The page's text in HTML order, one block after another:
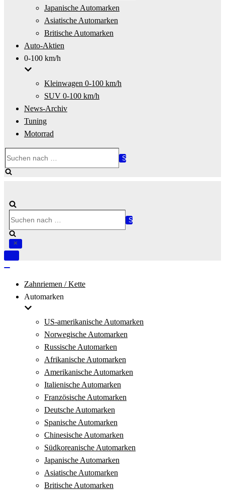
Japanische Automarken
Asiatische Automarken
Britische Automarken
Auto-Aktien
0-100 km/h
Kleinwagen 0-100 km/h
SUV 0-100 km/h
News-Archiv
Tuning
Motorrad
nach …
nach …
Navigation
Zahnriemen / Kette
Automarken
US-amerikanische Automarken
Norwegische Automarken
Russische Automarken
Afrikanische Automarken
Amerikanische Automarken
Italienische Automarken
Französische Automarken
Deutsche Automarken
Spanische Automarken
Chinesische Automarken
Südkoreanische Automarken
Japanische Automarken
Asiatische Automarken
Britische Automarken